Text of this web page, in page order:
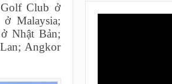
Golf Club ở
Malaysia;
Nhật Bản;
Angkor